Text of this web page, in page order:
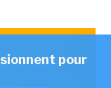
de 50000pour